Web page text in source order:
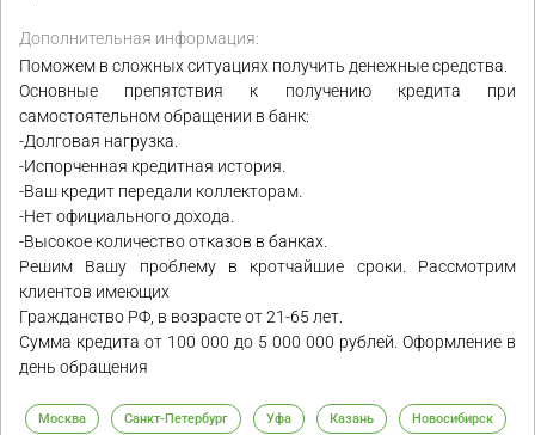
Дополнительная информация:
Поможем в сложных ситуациях получить денежные средства.
Основные препятствия к получению кредита при
самостоятельном обращении в банк:
-Долговая нагрузка.
-Испорченная кредитная история.
-Ваш кредит передали коллекторам.
-Нет официального дохода.
-Высокое количество отказов в банках.
Решим Вашу проблему в кротчайшие сроки. Рассмотрим
клиентов имеющих
Гражданство РФ, в возрасте от 21-65 лет.
Сумма кредита от 100 000 до 5 000 000 рублей. Оформление в
день обращения
Москва Санкт-Петербург Уфа Казань Новосибирск